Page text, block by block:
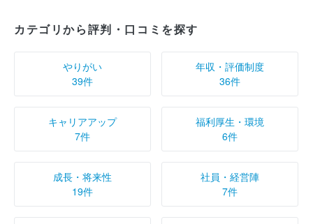
カテゴリから評判・口コミを探す
やりがい
39件
年収・評価制度
36件
キャリアアップ
7件
福利厚生・環境
6件
成長・将来性
19件
社員・経営陣
7件